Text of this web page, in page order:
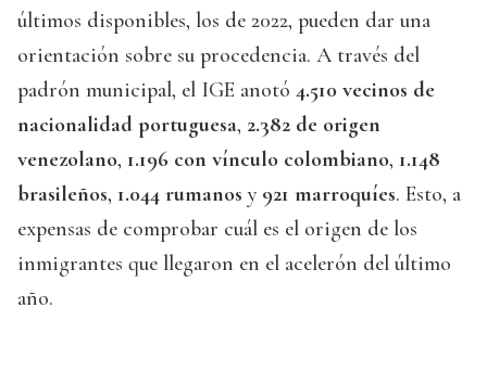
últimos disponibles, los de 2022, pueden dar una
orientación sobre su procedencia. A través del
padrón municipal, el IGE anotó 4.510 vecinos de
nacionalidad portuguesa, 2.382 de origen
venezolano, 1.196 con vínculo colombiano, 1.148
brasileños, 1.044 rumanos y 921 marroquíes. Esto, a
expensas de comprobar cuál es el origen de los
inmigrantes que llegaron en el acelerón del último
año.